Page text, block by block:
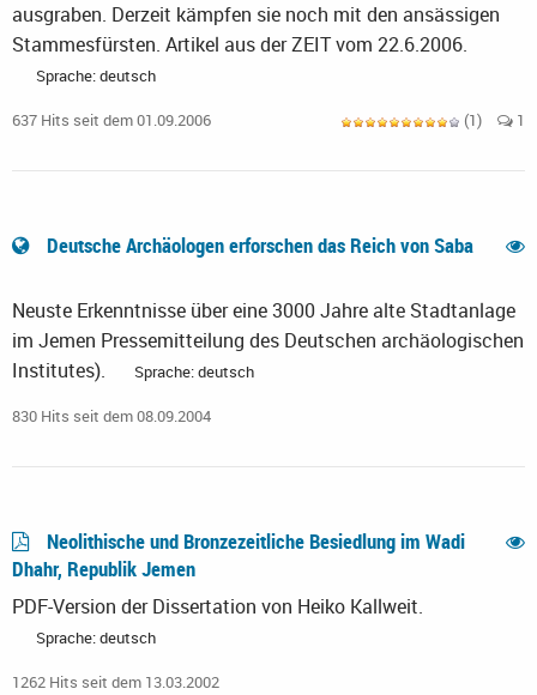
ausgraben. Derzeit kämpfen sie noch mit den ansässigen
Stammesfürsten. Artikel aus der ZEIT vom 22.6.2006.
Sprache: deutsch
637 Hits seit dem 01.09.2006 (1) 1
Deutsche Archäologen erforschen das Reich von Saba
Neuste Erkenntnisse über eine 3000 Jahre alte Stadtanlage
im Jemen Pressemitteilung des Deutschen archäologischen
Institutes).
Sprache: deutsch
830 Hits seit dem 08.09.2004
Neolithische und Bronzezeitliche Besiedlung im Wadi
Dhahr, Republik Jemen
PDF-Version der Dissertation von Heiko Kallweit.
Sprache: deutsch
1262 Hits seit dem 13.03.2002